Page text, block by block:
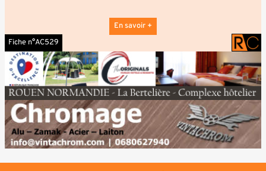
En savoir +
Fiche n°AC529